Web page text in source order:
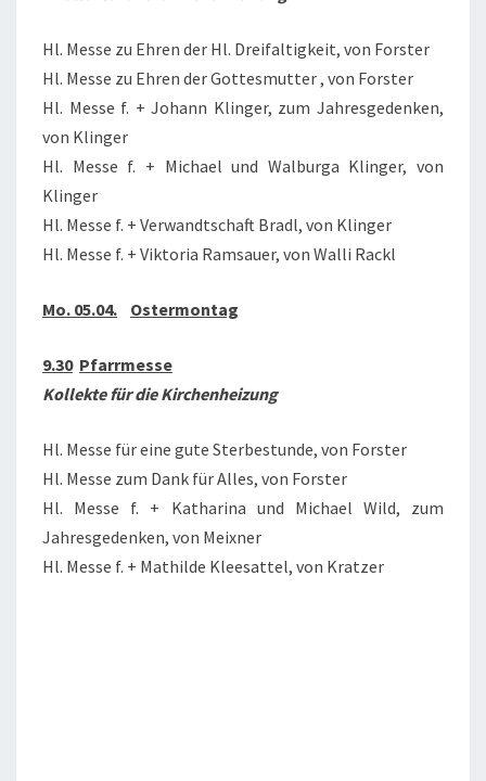
Hl. Messe zu Ehren der Hl. Dreifaltigkeit, von Forster
Hl. Messe zu Ehren der Gottesmutter , von Forster
Hl. Messe f. + Johann Klinger, zum Jahresgedenken,
von Klinger
Hl. Messe f. + Michael und Walburga Klinger, von
Klinger
Hl. Messe f. + Verwandtschaft Bradl, von Klinger
Hl. Messe f. + Viktoria Ramsauer, von Walli Rackl
Mo. 05.04. Ostermontag
9.30 Pfarrmesse
Kollekte für die Kirchenheizung
Hl. Messe für eine gute Sterbestunde, von Forster
Hl. Messe zum Dank für Alles, von Forster
Hl. Messe f. + Katharina und Michael Wild, zum
Jahresgedenken, von Meixner
Hl. Messe f. + Mathilde Kleesattel, von Kratzer